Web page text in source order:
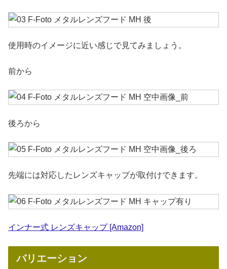
使用時のイメージに近い感じで見てみましょう。
前から
後ろから
先端には対応したレンズキャップが取付けできます。
インナー式 レンズキャップ [Amazon]
バリエーション